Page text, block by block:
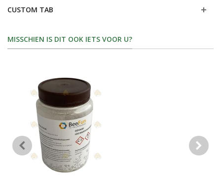
CUSTOM TAB
MISSCHIEN IS DIT OOK IETS VOOR U?